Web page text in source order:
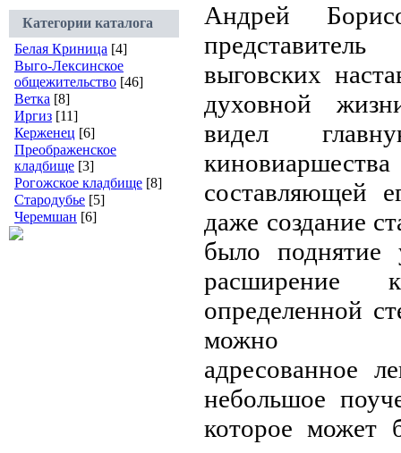
Категории каталога
Белая Криница [4]
Выго-Лексинское
общежительство [46]
Ветка [8]
Иргиз [11]
Керженец [6]
Преображенское
кладбище [3]
Рогожское кладбище [8]
Стародубье [5]
Черемшан [6]
Андрей
выговских
духовной
видел
составляющей
даже создание
было поднятие
расширение
определенной
можно
адресованное
небольшое
которое может